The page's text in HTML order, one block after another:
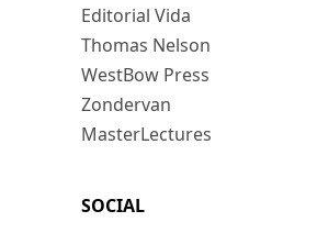
Editorial Vida
Thomas Nelson
WestBow Press
Zondervan
MasterLectures
SOCIAL